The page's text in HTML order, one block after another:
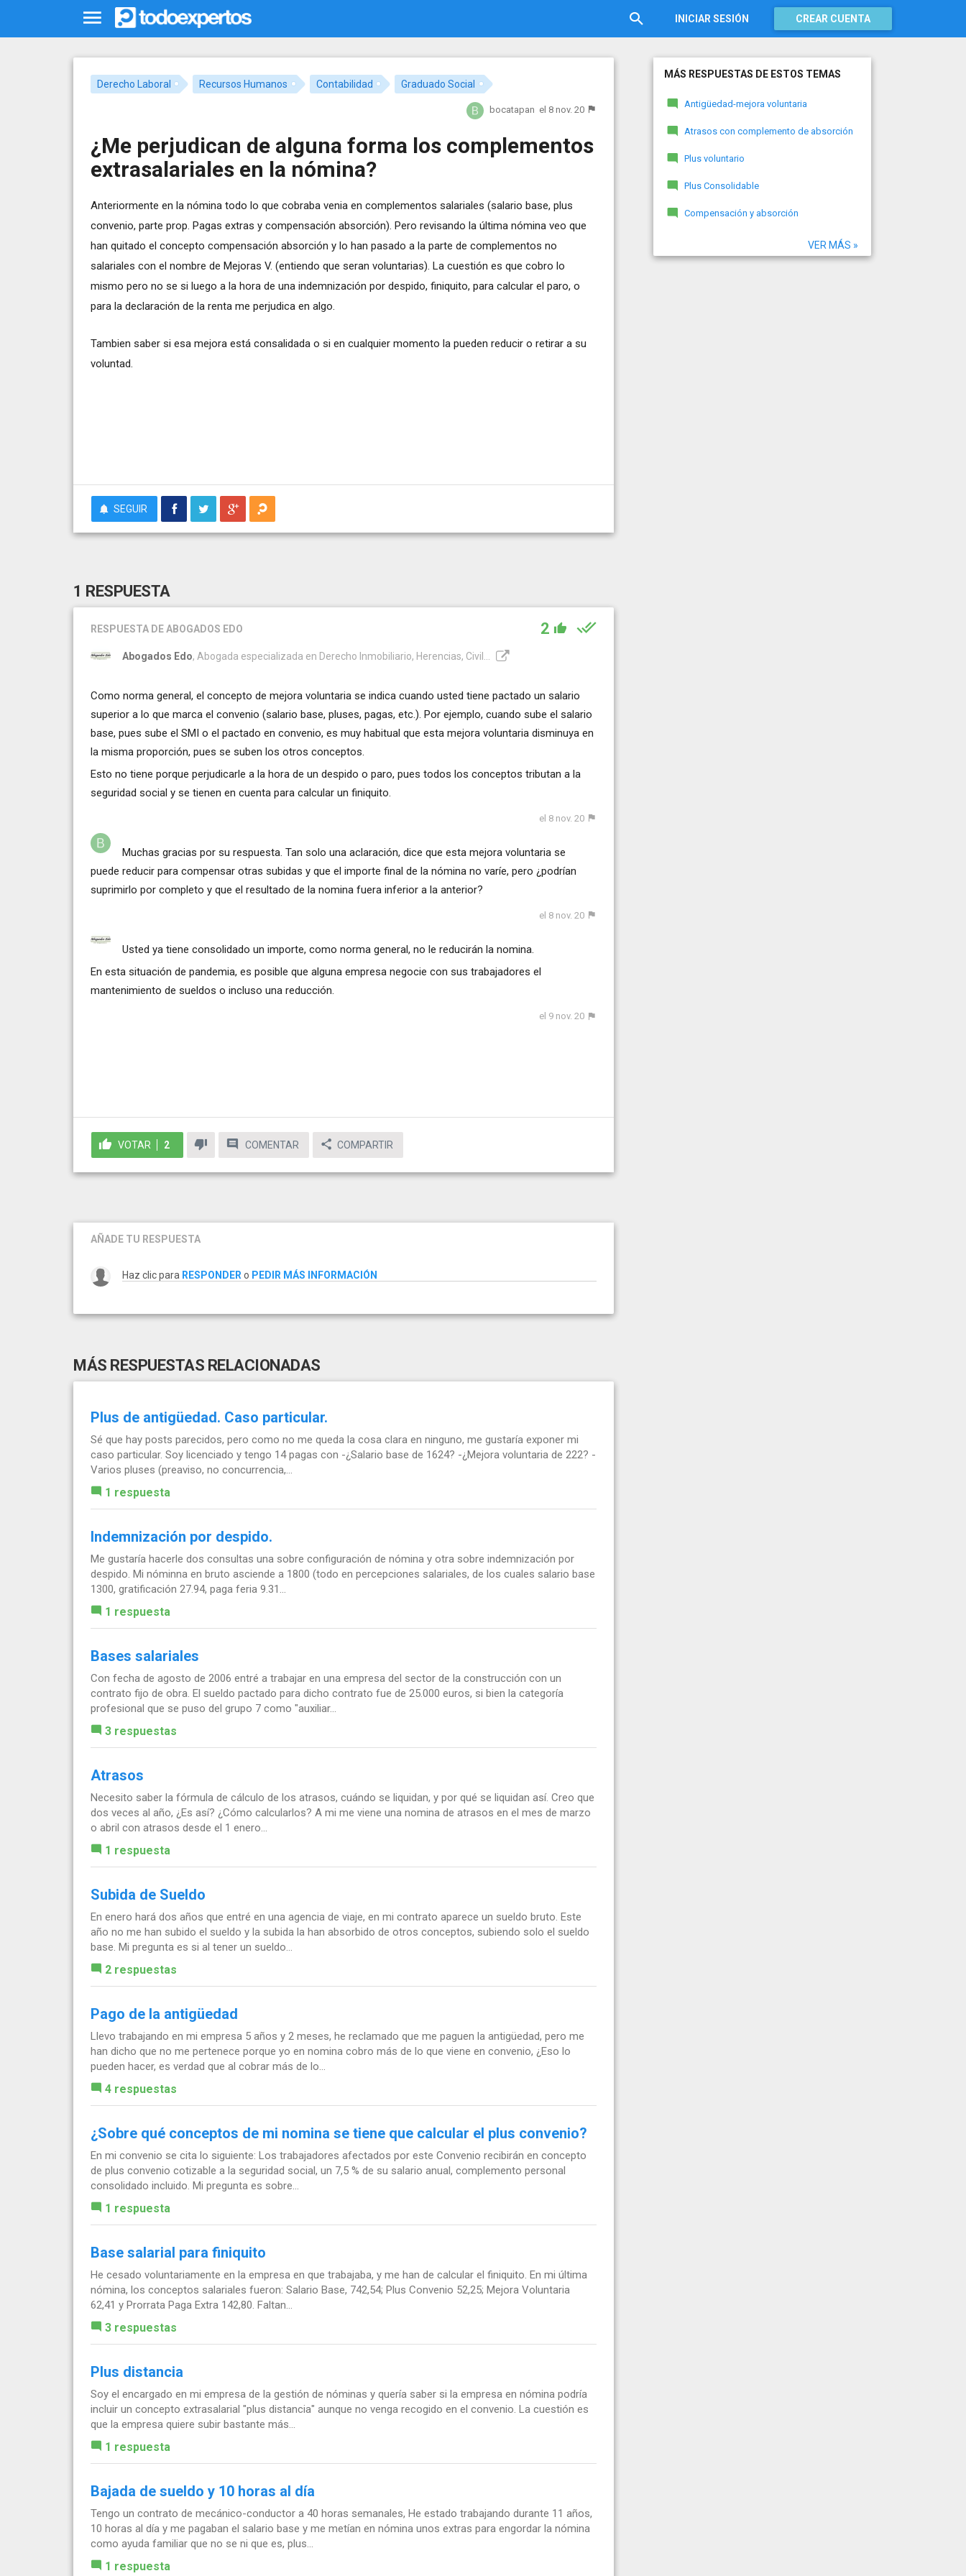
INICIAR SESIÓN CREAR CUENTA
Derecho Laboral Recursos Humanos Contabilidad Graduado Social
bocatapan el 8 nov. 20
¿Me perjudican de alguna forma los complementos
extrasalariales en la nómina?
Anteriormente en la nómina todo lo que cobraba venia en complementos salariales (salario base, plus
convenio, parte prop. Pagas extras y compensación absorción). Pero revisando la última nómina veo que
han quitado el concepto compensación absorción y lo han pasado a la parte de complementos no
salariales con el nombre de Mejoras V. (entiendo que seran voluntarias). La cuestión es que cobro lo
mismo pero no se si luego a la hora de una indemnización por despido, finiquito, para calcular el paro, o
para la declaración de la renta me perjudica en algo.
Tambien saber si esa mejora está consalidada o si en cualquier momento la pueden reducir o retirar a su
voluntad.
SEGUIR
1 RESPUESTA
RESPUESTA DE ABOGADOS EDO 2
Abogados Edo, Abogada especializada en Derecho Inmobiliario, Herencias, Civil...
Como norma general, el concepto de mejora voluntaria se indica cuando usted tiene pactado un salario
superior a lo que marca el convenio (salario base, pluses, pagas, etc.). Por ejemplo, cuando sube el salario
base, pues sube el SMI o el pactado en convenio, es muy habitual que esta mejora voluntaria disminuya en
la misma proporción, pues se suben los otros conceptos.
Esto no tiene porque perjudicarle a la hora de un despido o paro, pues todos los conceptos tributan a la
seguridad social y se tienen en cuenta para calcular un finiquito.
el 8 nov. 20
Muchas gracias por su respuesta. Tan solo una aclaración, dice que esta mejora voluntaria se
puede reducir para compensar otras subidas y que el importe final de la nómina no varíe, pero ¿podrían
suprimirlo por completo y que el resultado de la nomina fuera inferior a la anterior?
el 8 nov. 20
Usted ya tiene consolidado un importe, como norma general, no le reducirán la nomina.
En esta situación de pandemia, es posible que alguna empresa negocie con sus trabajadores el
mantenimiento de sueldos o incluso una reducción.
el 9 nov. 20
VOTAR 2 COMENTAR COMPARTIR
AÑADE TU RESPUESTA
Haz clic para RESPONDER o PEDIR MÁS INFORMACIÓN
MÁS RESPUESTAS RELACIONADAS
Plus de antigüedad. Caso particular.
Sé que hay posts parecidos, pero como no me queda la cosa clara en ninguno, me gustaría exponer mi
caso particular. Soy licenciado y tengo 14 pagas con -¿Salario base de 1624? -¿Mejora voluntaria de 222? -
Varios pluses (preaviso, no concurrencia,...
1 respuesta
Indemnización por despido.
Me gustaría hacerle dos consultas una sobre configuración de nómina y otra sobre indemnización por
despido. Mi nóminna en bruto asciende a 1800 (todo en percepciones salariales, de los cuales salario base
1300, gratificación 27.94, paga feria 9.31...
1 respuesta
Bases salariales
Con fecha de agosto de 2006 entré a trabajar en una empresa del sector de la construcción con un
contrato fijo de obra. El sueldo pactado para dicho contrato fue de 25.000 euros, si bien la categoría
profesional que se puso del grupo 7 como "auxiliar...
3 respuestas
Atrasos
Necesito saber la fórmula de cálculo de los atrasos, cuándo se liquidan, y por qué se liquidan así. Creo que
dos veces al año, ¿Es así? ¿Cómo calcularlos? A mi me viene una nomina de atrasos en el mes de marzo
o abril con atrasos desde el 1 enero...
1 respuesta
Subida de Sueldo
En enero hará dos años que entré en una agencia de viaje, en mi contrato aparece un sueldo bruto. Este
año no me han subido el sueldo y la subida la han absorbido de otros conceptos, subiendo solo el sueldo
base. Mi pregunta es si al tener un sueldo...
2 respuestas
Pago de la antigüedad
Llevo trabajando en mi empresa 5 años y 2 meses, he reclamado que me paguen la antigüedad, pero me
han dicho que no me pertenece porque yo en nomina cobro más de lo que viene en convenio, ¿Eso lo
pueden hacer, es verdad que al cobrar más de lo...
4 respuestas
¿Sobre qué conceptos de mi nomina se tiene que calcular el plus convenio?
En mi convenio se cita lo siguiente: Los trabajadores afectados por este Convenio recibirán en concepto
de plus convenio cotizable a la seguridad social, un 7,5 % de su salario anual, complemento personal
consolidado incluido. Mi pregunta es sobre...
1 respuesta
Base salarial para finiquito
He cesado voluntariamente en la empresa en que trabajaba, y me han de calcular el finiquito. En mi última
nómina, los conceptos salariales fueron: Salario Base, 742,54; Plus Convenio 52,25; Mejora Voluntaria
62,41 y Prorrata Paga Extra 142,80. Faltan...
3 respuestas
Plus distancia
Soy el encargado en mi empresa de la gestión de nóminas y quería saber si la empresa en nómina podría
incluir un concepto extrasalarial "plus distancia" aunque no venga recogido en el convenio. La cuestión es
que la empresa quiere subir bastante más...
1 respuesta
Bajada de sueldo y 10 horas al día
Tengo un contrato de mecánico-conductor a 40 horas semanales, He estado trabajando durante 11 años,
10 horas al día y me pagaban el salario base y me metían en nómina unos extras para engordar la nómina
como ayuda familiar que no se ni que es, plus...
1 respuesta
MÁS RESPUESTAS DE ESTOS TEMAS
Antigüedad-mejora voluntaria
Atrasos con complemento de absorción
Plus voluntario
Plus Consolidable
Compensación y absorción
VER MÁS »